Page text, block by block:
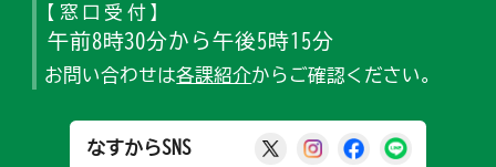
【窓口受付】
午前8時30分から午後5時15分
お問い合わせは各課紹介からご確認ください。
なすからSNS 那須烏山市公式X
那須烏山市公式
那須烏山市